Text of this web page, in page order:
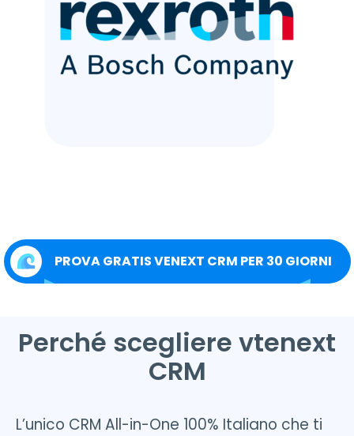
PROVA GRATIS VENEXT CRM PER 30 GIORNI
Perché scegliere vtenext
CRM
L’unico CRM All-in-One 100% Italiano che ti